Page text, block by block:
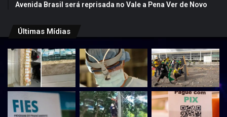
Avenida Brasil será reprisada no Vale a Pena Ver de Novo
Últimas Mídias